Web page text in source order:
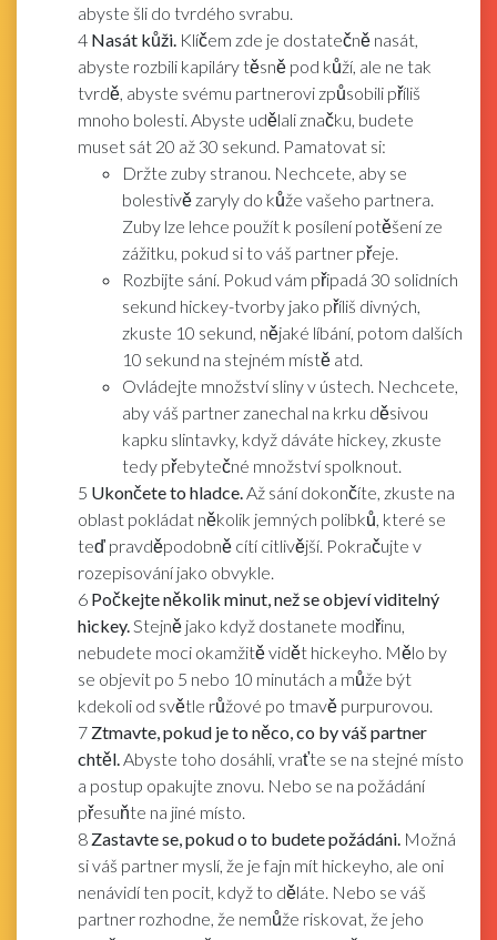
abyste šli do tvrdého svrabu.
4 Nasát kůži. Klíčem zde je dostatečně nasát,
abyste rozbili kapiláry těsně pod kůží, ale ne tak
tvrdě, abyste svému partnerovi způsobili příliš
mnoho bolesti. Abyste udělali značku, budete
muset sát 20 až 30 sekund. Pamatovat si:
Držte zuby stranou. Nechcete, aby se
bolestivě zaryly do kůže vašeho partnera.
Zuby lze lehce použít k posílení potěšení ze
zážitku, pokud si to váš partner přeje.
Rozbijte sání. Pokud vám připadá 30 solidních
sekund hickey-tvorby jako příliš divných,
zkuste 10 sekund, nějaké líbání, potom dalších
10 sekund na stejném místě atd.
Ovládejte množství sliny v ústech. Nechcete,
aby váš partner zanechal na krku děsivou
kapku slintavky, když dáváte hickey, zkuste
tedy přebytečné množství spolknout.
5 Ukončete to hladce.Až sání dokončíte, zkuste na
oblast pokládat několik jemných polibků, které se
teď pravděpodobně cítí citlivější. Pokračujte v
rozepisování jako obvykle.
6 Počkejte několik minut, než se objeví viditelný
hickey.Stejně jako když dostanete modřinu,
nebudete moci okamžitě vidět hickeyho. Mělo by
se objevit po 5 nebo 10 minutách a může být
kdekoli od světle růžové po tmavě purpurovou.
7 Ztmavte, pokud je to něco, co by váš partner
chtěl.Abyste toho dosáhli, vraťte se na stejné místo
a postup opakujte znovu. Nebo se na požádání
přesuňte na jiné místo.
8 Zastavte se, pokud o to budete požádáni. Možná
si váš partner myslí, že je fajn mít hickeyho, ale oni
nenávidí ten pocit, když to děláte. Nebo se váš
partner rozhodne, že nemůže riskovat, že jeho